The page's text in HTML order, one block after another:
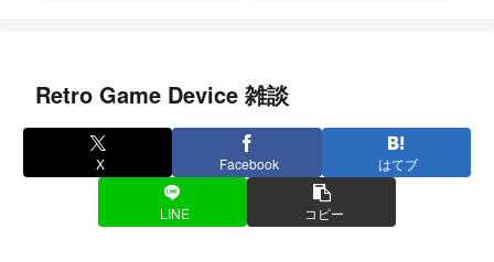
Retro Game Device 雑談
X Facebook はてブ
LINE コピー